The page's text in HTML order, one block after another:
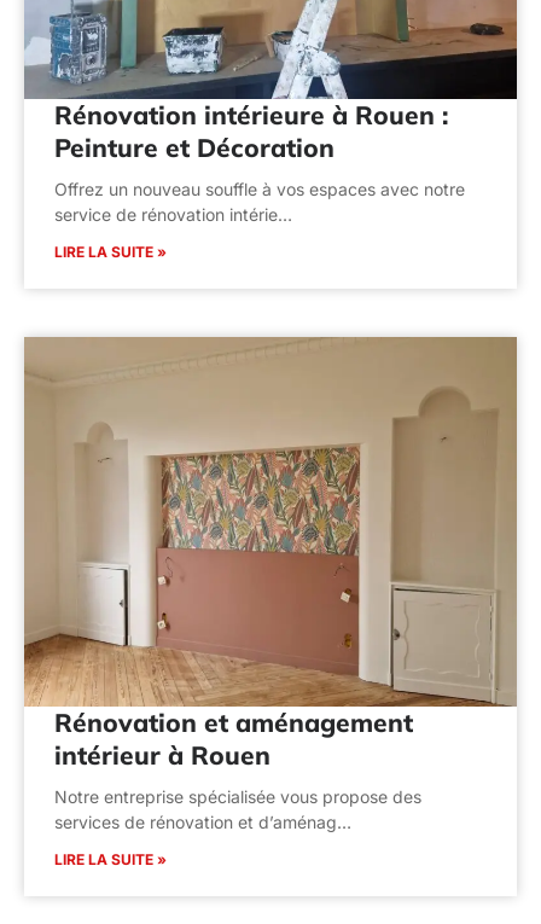
Rénovation intérieure à Rouen :
Peinture et Décoration
Offrez un nouveau souffle à vos espaces avec notre
service de rénovation intérie…
LIRE LA SUITE »
Rénovation et aménagement
intérieur à Rouen
Notre entreprise spécialisée vous propose des
services de rénovation et d’aménag…
LIRE LA SUITE »